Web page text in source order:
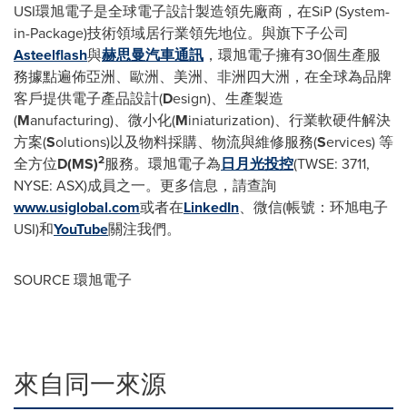
USI環旭電子是全球電子設計製造領先廠商，在SiP (System-
in-Package)技術領域居行業領先地位。與旗下子公司
Asteelflash與赫思曼汽車通訊 ，環旭電子擁有30個生產服
務據點遍佈亞洲、歐洲、美洲、非洲四大洲，在全球為品牌
客戶提供電子產品設計(Design)、生產製造
(Manufacturing)、微小化(Miniaturization)、行業軟硬件解決
方案(Solutions)以及物料採購、物流與維修服務(Services) 等
全方位D(MS)2服務。環旭電子為日月光投控(TWSE: 3711,
NYSE: ASX)成員之一。更多信息，請查詢
www.usiglobal.com或者在LinkedIn、微信(帳號：环旭电子
USI)和YouTube關注我們。
SOURCE 環旭電子
來自同一來源